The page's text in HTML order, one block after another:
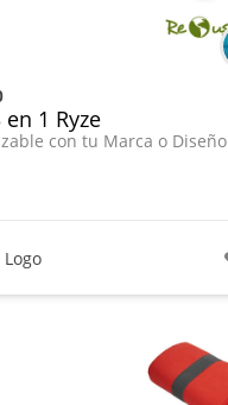
en 1 Ryze
con tu Marca o Diseño
Logo